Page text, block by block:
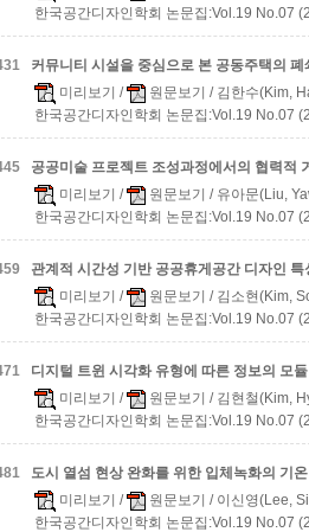
한국공간디자인학회 논문집:Vol.19 No.07
커뮤니티 시설을 중심으로 본 공동주택의
미리보기 / 원문보기 / 김한수(Kim,
한국공간디자인학회 논문집:Vol.19 No.07
공공미술 프로젝트 조성과정에서의 협력적
미리보기 / 원문보기 / 유아문(Liu,
한국공간디자인학회 논문집:Vol.19 No.07
관계적 시간성 기반 공공휴게공간 디자인
미리보기 / 원문보기 / 김소현(Kim,
한국공간디자인학회 논문집:Vol.19 No.07
디지털 트윈 시각화 유형에 따른 정보의 모
미리보기 / 원문보기 / 김현철(Kim,
한국공간디자인학회 논문집:Vol.19 No.07
도시 열섬 현상 완화를 위한 입체녹화의 기
미리보기 / 원문보기 / 이신영(Lee,
한국공간디자인학회 논문집:Vol.19 No.07